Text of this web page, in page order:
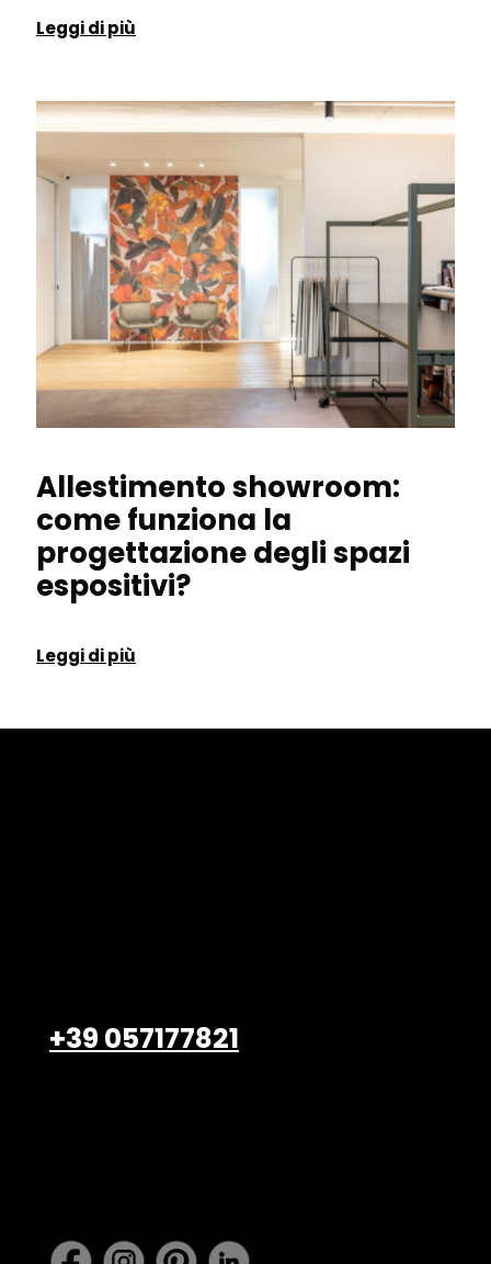
Leggi di più
Allestimento showroom:
come funziona la
progettazione degli spazi
espositivi?
Leggi di più
+39 057177821